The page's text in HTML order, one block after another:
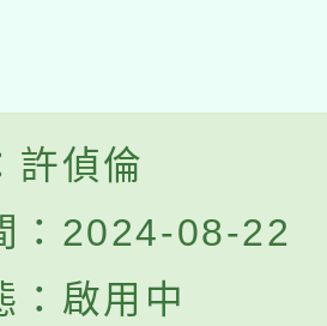
許偵倫
：2024-08-22
：啟用中